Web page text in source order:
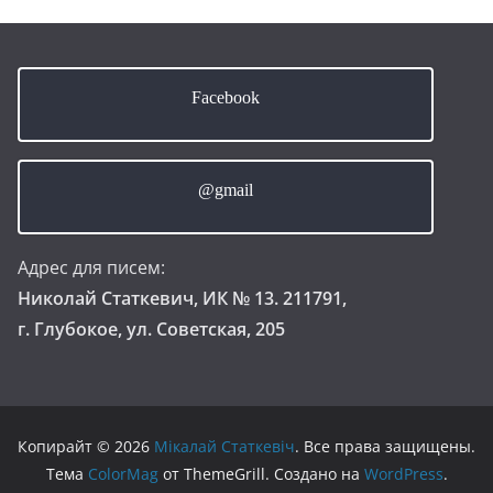
Facebook
@gmail
Адрес для писем:
Николай Статкевич, ИК № 13. 211791,
г. Глубокое, ул. Советская, 205
Копирайт © 2026 Мікалай Статкевіч. Все права защищены.
Тема ColorMagот ThemeGrill. Создано на WordPress.